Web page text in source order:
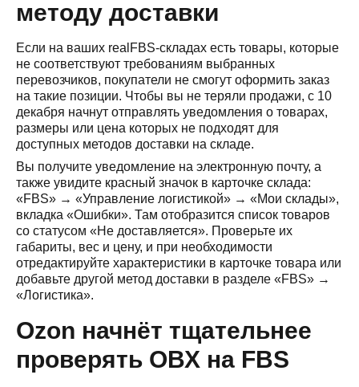
методу доставки
Если на ваших realFBS-складах есть товары, которые
не соответствуют требованиям выбранных
перевозчиков, покупатели не смогут оформить заказ
на такие позиции. Чтобы вы не теряли продажи, с 10
декабря начнут отправлять уведомления о товарах,
размеры или цена которых не подходят для
доступных методов доставки на складе.
Вы получите уведомление на электронную почту, а
также увидите красный значок в карточке склада:
«FBS» → «Управление логистикой» → «Мои склады»,
вкладка «Ошибки». Там отобразится список товаров
со статусом «Не доставляется». Проверьте их
габариты, вес и цену, и при необходимости
отредактируйте характеристики в карточке товара или
добавьте другой метод доставки в разделе «FBS» →
«Логистика».
Ozon начнёт тщательнее
проверять ОВХ на FBS